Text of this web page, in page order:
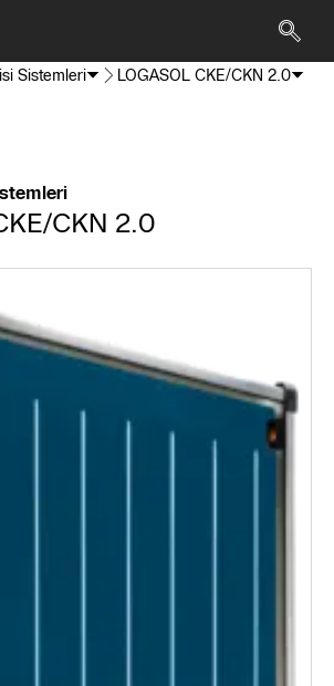
Sistemleri LOGASOL CKE/CKN 2.0
CKN 2.0